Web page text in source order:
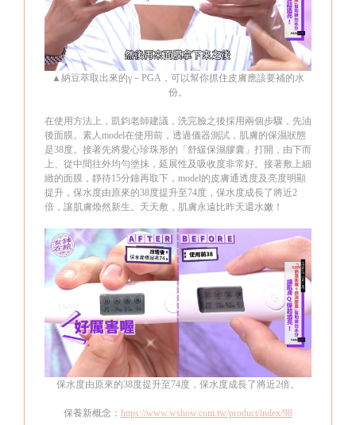
▲ 納豆萃取出來的γ－ PGA ，可以幫你抓住皮膚應該要補的水
份。
在使用方法上，凱鈞老師建議，洗完臉之後採用兩個步驟，先油
後面膜。素人model在使用前，透過儀器測試，肌膚的保濕狀態
是38度。接著先將愛心珍珠形的「舒緩保濕膠囊」打開，由下而
上、從中間往外均勻塗抹，延展性及吸收度非常好。接著敷上細
緻的面膜，靜待15分鐘再取下， model的皮膚通透度及亮度明顯
提升，保水度由原來的38度提升至74度，保水度成長了將近2
倍，讓肌膚煥然新生。天天敷，肌膚永遠比昨天還水嫩！
保水度由原來的38度提升至74度，保水度成長了將近2倍。
保養新概念： https://www.wshow.com.tw/product/index/98